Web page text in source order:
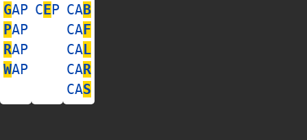
GAP
PAP
RAP
WAP
CEP CAB
CAF
CAL
CAR
CAS